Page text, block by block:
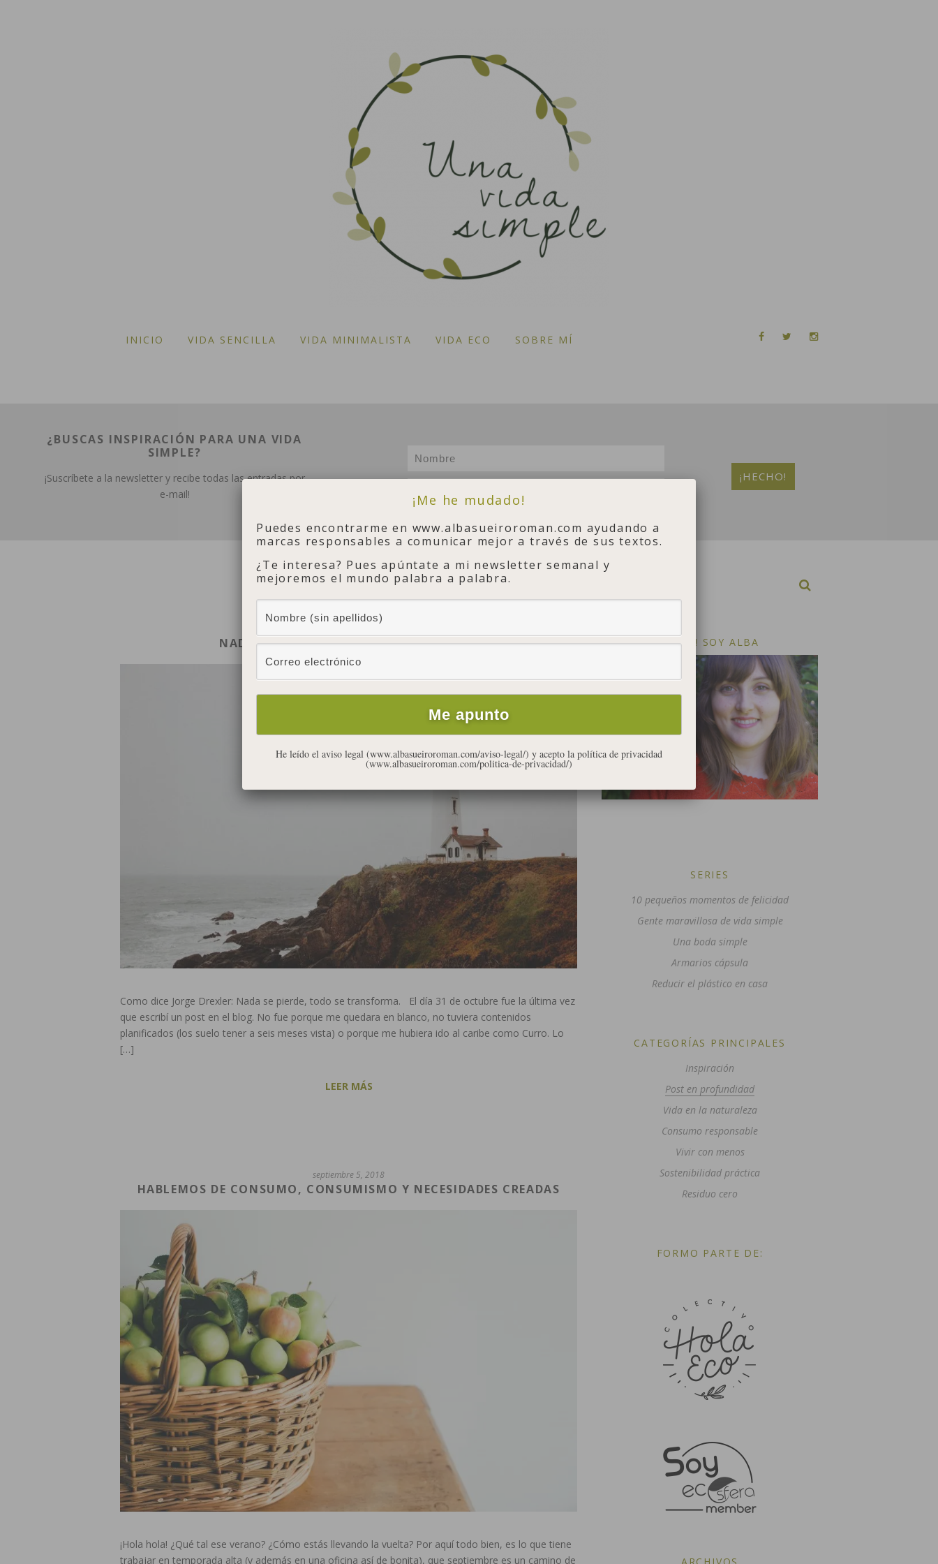
INICIO VIDA SENCILLA VIDA MINIMALISTA VIDA ECO SOBRE MÍ
¿BUSCAS INSPIRACIÓN PARA UNA VIDA
SIMPLE?
¡Suscríbete a la newsletter y recibe todas las entradas por
e-mail!
Categoría - Post en profundidad
NADA SE PIERDE, TODO SE TRANSFORMA
Como dice Jorge Drexler: Nada se pierde, todo se transforma. El día 31 de octubre fue la última vez
que escribí un post en el blog. No fue porque me quedara en blanco, no tuviera contenidos
planificados (los suelo tener a seis meses vista) o porque me hubiera ido al caribe como Curro. Lo
[…]
LEER MÁS
septiembre 5, 2018
HABLEMOS DE CONSUMO, CONSUMISMO Y NECESIDADES CREADAS
¡Hola hola! ¿Qué tal ese verano? ¿Cómo estás llevando la vuelta? Por aquí todo bien, es lo que tiene
trabajar en temporada alta (y además en una oficina así de bonita), que septiembre es un camino de
¡HOLA! SOY ALBA
SERIES
10 pequeños momentos de felicidad
Gente maravillosa de vida simple
Una boda simple
Armarios cápsula
Reducir el plástico en casa
CATEGORÍAS PRINCIPALES
Inspiración
Post en profundidad
Vida en la naturaleza
Consumo responsable
Vivir con menos
Sostenibilidad práctica
Residuo cero
FORMO PARTE DE:
¡Me he mudado!
Puedes encontrarme en www.albasueiroroman.com ayudando a
marcas responsables a comunicar mejor a través de sus textos.
¿Te interesa? Pues apúntate a mi newsletter semanal y
mejoremos el mundo palabra a palabra.
He leído el aviso legal (www.albasueiroroman.com/aviso-legal/) y acepto la política de privacidad
(www.albasueiroroman.com/politica-de-privacidad/)